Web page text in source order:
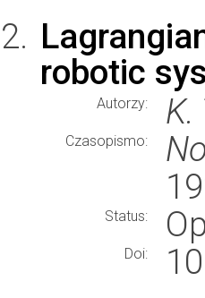
robotic
Autorzy: K.
Czasopismo:
Status:
Doi: